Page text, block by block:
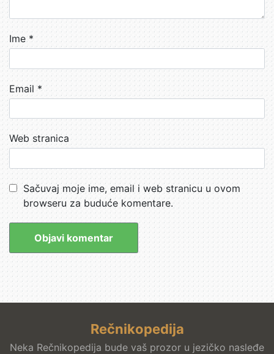
Ime*
Email*
Web stranica
Sačuvaj moje ime, email i web stranicu u ovom
browseru za buduće komentare.
Rečnikopedija
Neka Rečnikopedija bude vaš prozor u jezičko nasleđe